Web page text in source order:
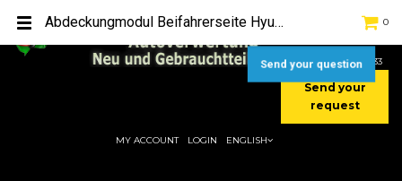
[+49] (0) 2232-5205
MOBIL:
[+49] (0) 177 / 4080033
Send your
request
0
MY ACCOUNT LOGIN ENGLISH
Abdeckungmodul Beifahrerseite Hyundai i10 84560-0XXXX 84560-0X000GA
Send your question